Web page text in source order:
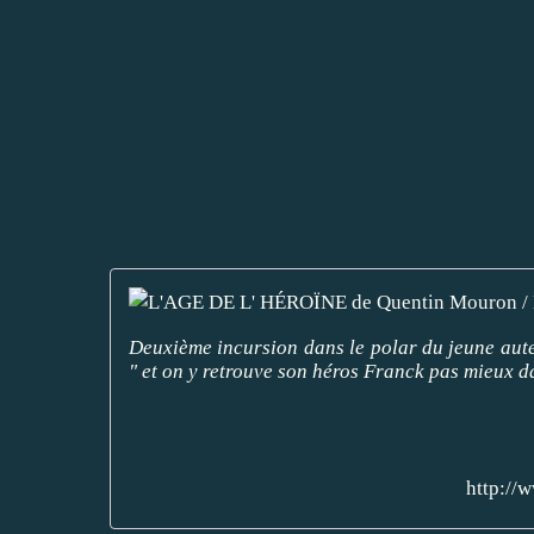
Deuxième incursion dans le polar du jeune
" et on y retrouve son héros Franck pas mieux
http://